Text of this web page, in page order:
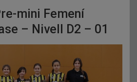
mini Femení
– Nivell D2 – 01